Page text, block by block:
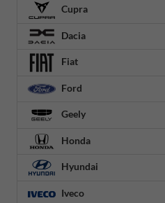
Cupra
Dacia
Fiat
Ford
Geely
Honda
Hyundai
Iveco